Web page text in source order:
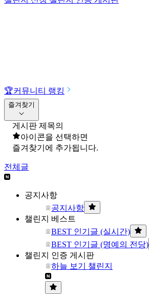
🏆커뮤니티 랭킹
즐겨찾기
게시판 제목의
아이콘을 선택하면
즐겨찾기에 추가됩니다.
전체글
공지사항
공지사항
챌린지 베스트
BEST 인기글 (실시간)
BEST 인기글 (명예의 전당)
챌린지 인증 게시판
하늘 보기 챌린지